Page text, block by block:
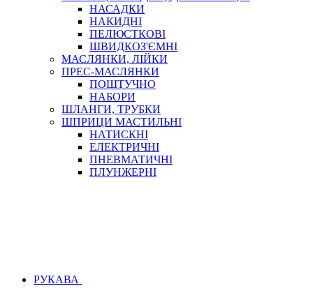
НАСАДКИ
НАКИДНІ
ПЕЛЮСТКОВІ
ШВИДКОЗ'ЄМНІ
МАСЛЯНКИ, ЛІЙКИ
ПРЕС-МАСЛЯНКИ
ПОШТУЧНО
НАБОРИ
ШЛАНГИ, ТРУБКИ
ШПРИЦИ МАСТИЛЬНІ
НАТИСКНІ
ЕЛЕКТРИЧНІ
ПНЕВМАТИЧНІ
ПЛУНЖЕРНІ
РУКАВА